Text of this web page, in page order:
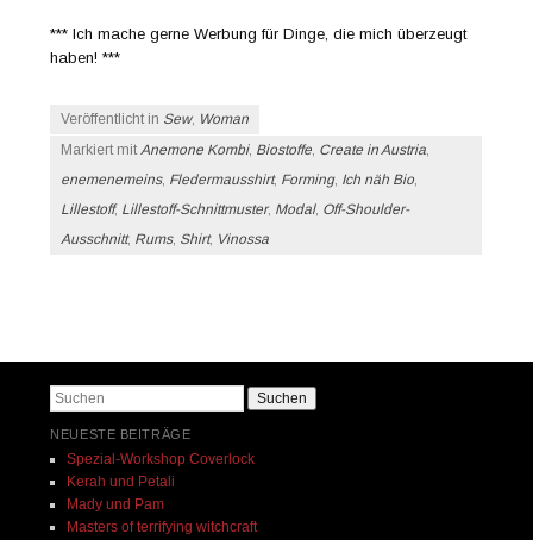
*** Ich mache gerne Werbung für Dinge, die mich überzeugt
haben! ***
Veröffentlicht in Sew, Woman
Markiert mit Anemone Kombi, Biostoffe Create in Austria
enemenemeins, Fledermausshirt, Forming, Ich näh Bio
Lillestoff, Lillestoff-Schnittmuster, Modal, Off-Shoulder-
Ausschnitt, Rums, Shirt, Vinossa
Suchen
NEUESTE BEITRÄGE
Spezial-Workshop Coverlock
Kerah und Petali
Mady und Pam
Masters of terrifying witchcraft